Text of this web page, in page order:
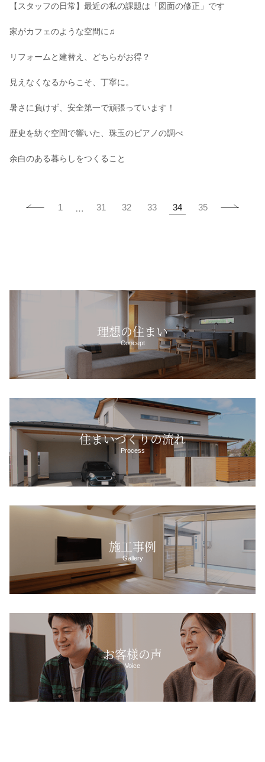
【スタッフの日常】最近の私の課題は「図面の修正」です
家がカフェのような空間に♫
リフォームと建替え、どちらがお得？
見えなくなるからこそ、丁寧に。
暑さに負けず、安全第一で頑張っています！
歴史を紡ぐ空間で響いた、珠玉のピアノの調べ
余白のある暮らしをつくること
1 … 31 32 33 34 35
理想の住まい
Concept
住まいづくりの流れ
Process
施工事例
Gallery
お客様の声
Voice